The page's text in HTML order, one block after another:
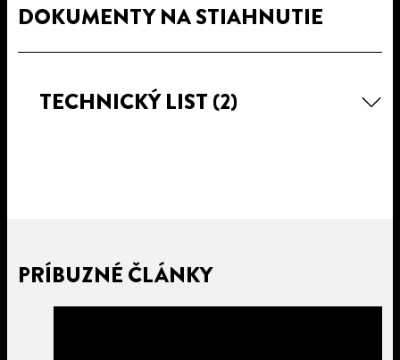
DOKUMENTY NA STIAHNUTIE
TECHNICKÝ LIST (2)
PRÍBUZNÉ ČLÁNKY